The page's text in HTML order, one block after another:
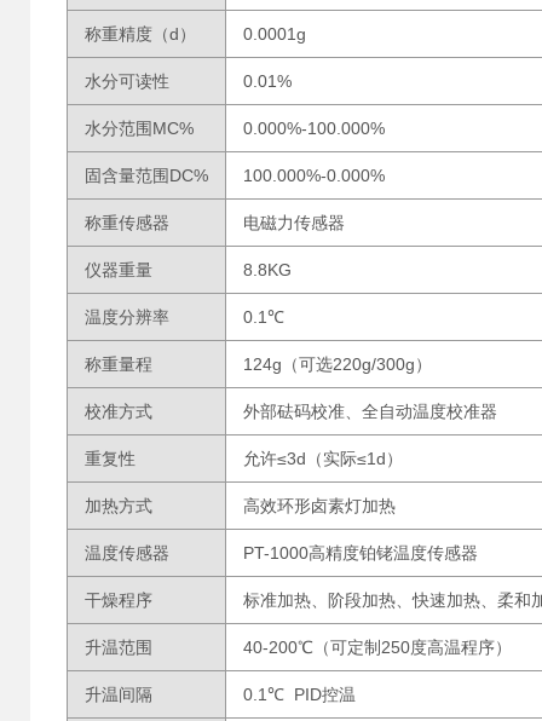
称重精度（d） 0.0001g
水分可读性 0.01%
水分范围MC% 0.000%-100.000%
固含量范围DC% 100.000%-0.000%
称重传感器 电磁力传感器
仪器重量 8.8KG
温度分辨率 0.1℃
称重量程 124g（可选220g/300g）
校准方式 外部砝码校准、全自动温度校准器
重复性 允许≤3d（实际≤1d）
加热方式 高效环形卤素灯加热
温度传感器 PT-1000高精度铂铑温度传感器
干燥程序 标准加热、阶段加热、快速加热、柔和
升温范围 40-200℃（可定制250度高温程序）
升温间隔 0.1℃ PID控温